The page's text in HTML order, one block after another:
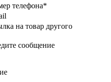
телефона*
на товар другого
сообщение